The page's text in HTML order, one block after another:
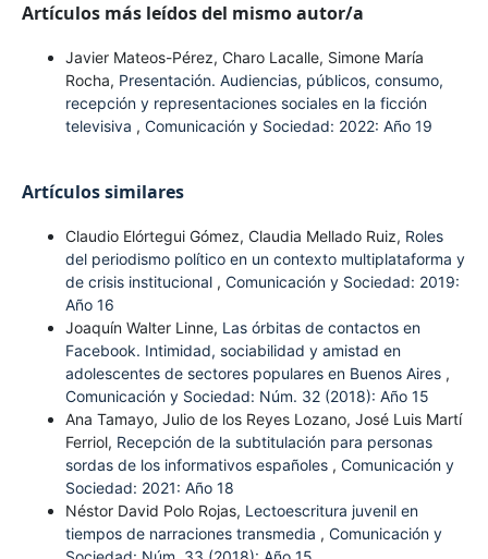
Artículos más leídos del mismo autor/a
Javier Mateos-Pérez, Charo Lacalle, Simone María
Rocha, Presentación. Audiencias, públicos, consumo,
recepción y representaciones sociales en la ficción
televisiva , Comunicación y Sociedad: 2022: Año 19
Artículos similares
Claudio Elórtegui Gómez, Claudia Mellado Ruiz, Roles
del periodismo político en un contexto multiplataforma y
de crisis institucional , Comunicación y Sociedad: 2019:
Año 16
Joaquín Walter Linne, Las órbitas de contactos en
Facebook. Intimidad, sociabilidad y amistad en
adolescentes de sectores populares en Buenos Aires ,
Comunicación y Sociedad: Núm. 32 (2018): Año 15
Ana Tamayo, Julio de los Reyes Lozano, José Luis Martí
Ferriol, Recepción de la subtitulación para personas
sordas de los informativos españoles , Comunicación y
Sociedad: 2021: Año 18
Néstor David Polo Rojas, Lectoescritura juvenil en
tiempos de narraciones transmedia , Comunicación y